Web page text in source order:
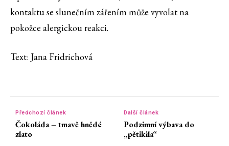
kontaktu se slunečním zářením může vyvolat na
pokožce alergickou reakci.
Text: Jana Fridrichová
Předchozí článek
Čokoláda – tmavě hnědé
zlato
Další článek
Podzimní výbava do
„pětikila“